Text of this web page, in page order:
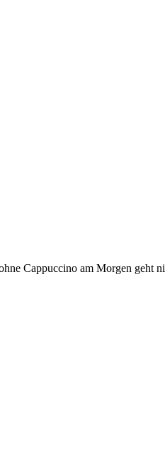
Cappuccino am Morgen geht